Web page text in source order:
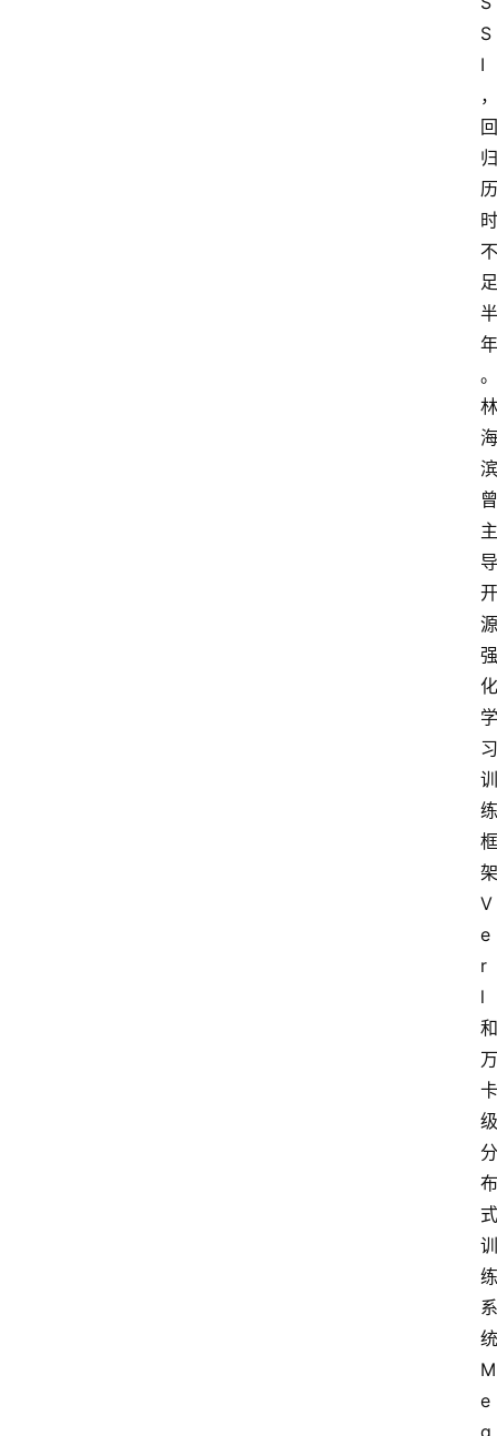
S
I
，
回
归
历
时
不
足
半
年
。
林
海
滨
曾
主
导
开
源
强
化
学
习
训
练
框
架
V
e
r
l
和
万
卡
级
分
布
式
训
练
系
统
M
e
g